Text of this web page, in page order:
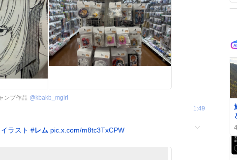
ンプ作品 @ kbakb_mgirl
1:49
ラスト #レム pic.x.com/m8tc3TxCPW